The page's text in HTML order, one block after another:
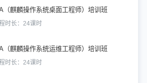
（麒麟操作系统桌面工程师）培训班
时长：24课时
（麒麟操作系统运维工程师）培训班
时长：24课时